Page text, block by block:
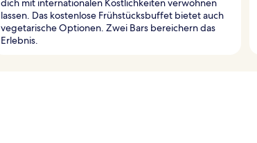
dich mit internationalen Köstlichkeiten verwöhnen
lassen. Das kostenlose Frühstücksbuffet bietet auch
vegetarische Optionen. Zwei Bars bereichern das
Erlebnis.